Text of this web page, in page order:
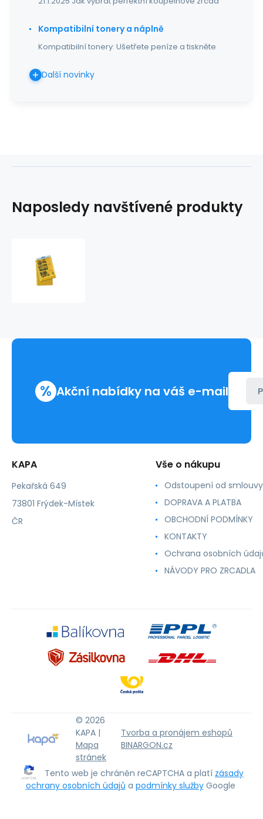
Kompatibilní tonery a náplně
Kompatibilní tonery: Ušetřete peníze a tiskněte
Další novinky
Naposledy navštívené produkty
žlutý
% Akční nabídky na váš e-mail
KAPA
Pekařská 649
73801 Frýdek-Místek
ČR
Vše o nákupu
Odstoupení od smlouvy
DOPRAVA A PLATBA
OBCHODNÍ PODMÍNKY
KONTAKTY
Ochrana osobních
NÁVODY PRO ZRCADLA
© 2026
KAPA |
Mapa
stránek
Tvorba a pronájem eshopů
BINARGON.cz
Tento web je chráněn reCAPTCHA a platí zásady
ochrany osobních údajů a podmínky služby Google